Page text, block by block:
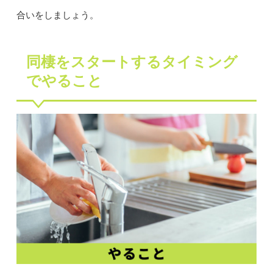
合いをしましょう。
同棲をスタートするタイミング
でやること